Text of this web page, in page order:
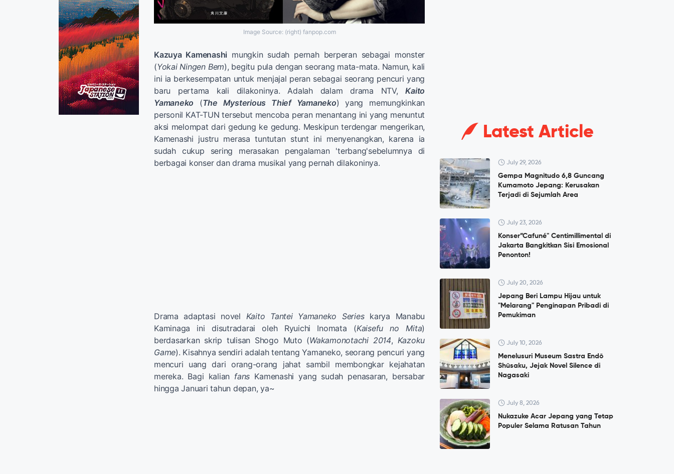
Image Source: (right) fanpop.com
Kazuya Kamenashi mungkin sudah pernah berperan sebagai monster
(Yokai Ningen Bem), begitu pula dengan seorang mata-mata. Namun, kali
ini ia berkesempatan untuk menjajal peran sebagai seorang pencuri yang
baru pertama kali dilakoninya. Adalah dalam drama NTV,Kaito
Yamaneko (The Mysterious Thief Yamaneko) yang memungkinkan
personil KAT-TUN tersebut mencoba peran menantang ini yang menuntut
aksi melompat dari gedung ke gedung. Meskipun terdengar mengerikan,
Kamenashi justru merasa tuntutan stunt ini menyenangkan, karena ia
sudah cukup sering merasakan pengalaman 'terbang'sebelumnya di
berbagai konser dan drama musikal yang pernah dilakoninya.
Drama adaptasi novel Kaito Tantei Yamaneko Serieskarya Manabu
Kaminaga ini disutradarai oleh Ryuichi Inomata (Kaisefu no Mita)
berdasarkan skrip tulisan Shogo Muto (Wakamonotachi 2014, Kazoku
Game). Kisahnya sendiri adalah tentang Yamaneko, seorang pencuri yang
mencuri uang dari orang-orang jahat sambil membongkar kejahatan
mereka. Bagi kalian fans Kamenashi yang sudah penasaran, bersabar
hingga Januari tahun depan, ya~
Latest Article
July 29, 2026
Gempa Magnitudo 6,8 Guncang
Kumamoto Jepang: Kerusakan
Terjadi di Sejumlah Area
July 23, 2026
Konser”Cafuné" Centimillimental di
Jakarta Bangkitkan Sisi Emosional
Penonton!
July 20, 2026
Jepang Beri Lampu Hijau untuk
"Melarang" Penginapan Pribadi di
Pemukiman
July 10, 2026
Menelusuri Museum Sastra Endō
Shūsaku, Jejak Novel Silence di
Nagasaki
July 8, 2026
Nukazuke Acar Jepang yang Tetap
Populer Selama Ratusan Tahun